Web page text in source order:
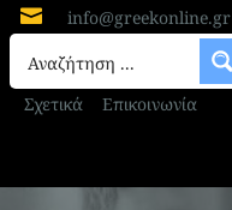
 info@greekonline.gr
Σχετικά Επικοινωνία